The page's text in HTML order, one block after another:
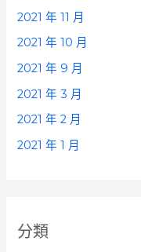
2021 年 11 月
2021 年 10 月
2021 年 9 月
2021 年 3 月
2021 年 2 月
2021 年 1 月
分類